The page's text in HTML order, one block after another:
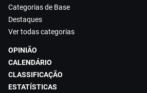
Categorias de Base
Destaques
Ver todas categorias
OPINIÃO
CALENDÁRIO
CLASSIFICAÇÃO
ESTATÍSTICAS